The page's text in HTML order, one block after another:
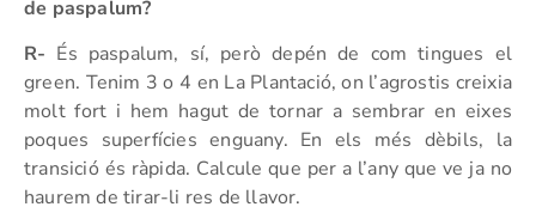
de paspalum?
R- És paspalum, sí, però depén de com tingues el
green. Tenim 3 o 4 en La Plantació, on l’agrostis creixia
molt fort i hem hagut de tornar a sembrar en eixes
poques superfícies enguany. En els més dèbils, la
transició és ràpida. Calcule que per a l’any que ve ja no
haurem de tirar-li res de llavor.